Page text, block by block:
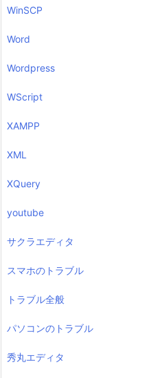
WinSCP
Word
Wordpress
WScript
XAMPP
XML
XQuery
youtube
サクラエディタ
スマホのトラブル
トラブル全般
パソコンのトラブル
秀丸エディタ